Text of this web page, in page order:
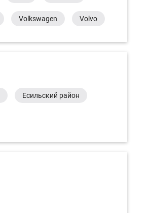
Volkswagen Volvo
Есильский район